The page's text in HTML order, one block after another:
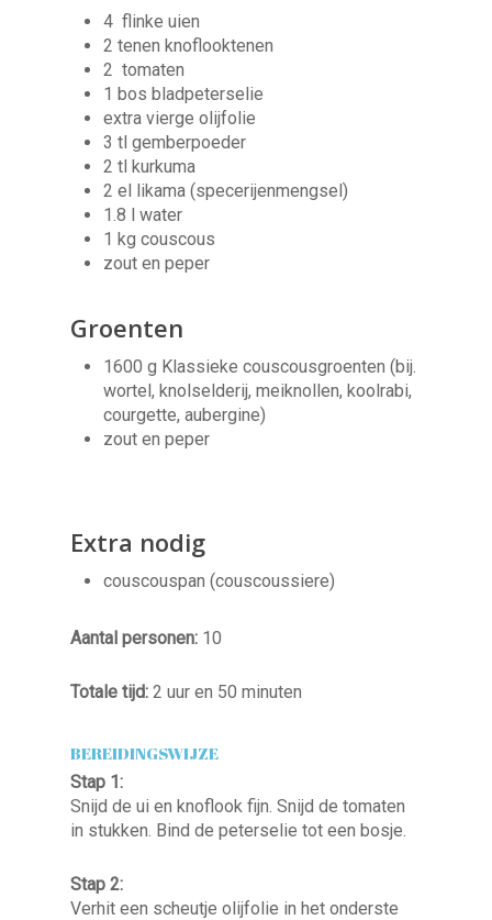
4 flinke uien
2 tenen knoflooktenen
2 tomaten
1 bos bladpeterselie
extra vierge olijfolie
3 tl gemberpoeder
2 tl kurkuma
2 el likama (specerijenmengsel)
1.8 l water
1 kg couscous
zout en peper
Groenten
1600 g Klassieke couscousgroenten (bij.
wortel, knolselderij, meiknollen, koolrabi,
courgette, aubergine)
zout en peper
Extra nodig
couscouspan (couscoussiere)
Aantal personen: 10
Totale tijd: 2 uur en 50 minuten
BEREIDINGSWIJZE
Stap 1:
Snijd de ui en knoflook fijn. Snijd de tomaten
in stukken. Bind de peterselie tot een bosje.
Stap 2:
Verhit een scheutje olijfolie in het onderste